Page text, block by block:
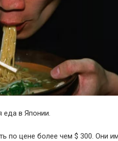
еда в Японии.
по цене более чем $ 300. Они